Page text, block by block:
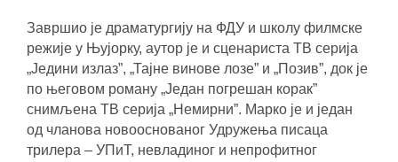
Завршио је драматургију на ФДУ и школу филмске
режије у Њујорку, аутор је и сценариста ТВ серија
„Једини излаз”, „Тајне винове лозе” и „Позив”, док је
по његовом роману „Један погрешан корак”
снимљена ТВ серија „Немирни”. Марко је и један
од чланова новооснованог Удружења писаца
трилера – УПиТ, невладиног и непрофитног